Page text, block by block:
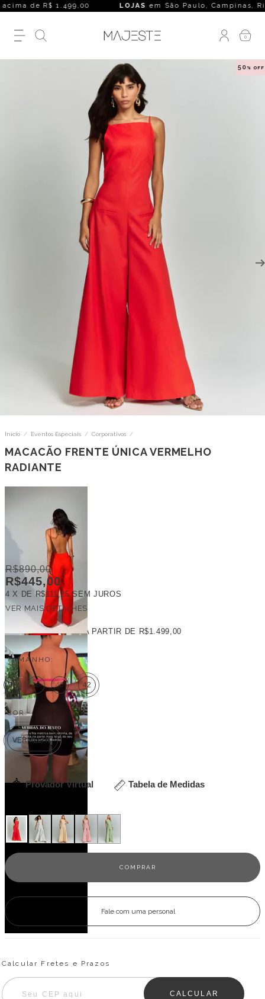
de R$ 1.499,00 LOJASem São Paulo, Campinas, Rio
0
50 % OFF
Início / Eventos Especiais / Corporativos /
MACACÃO FRENTE ÚNICA VERMELHO
RADIANTE
R$890,00
R$445,00
4 X DE R$111,25 SEM JUROS
VER MAIS DETALHES
FRETE GRÁTIS A PARTIR DE R$1.499,00
TAMANHO:
36 38 40 42
COR:
VERMELHO
Provador Virtual Tabela de Medidas
Fale com uma personal
Entregas para o CEP:
Calcular Fretes e Prazos
CALCULAR